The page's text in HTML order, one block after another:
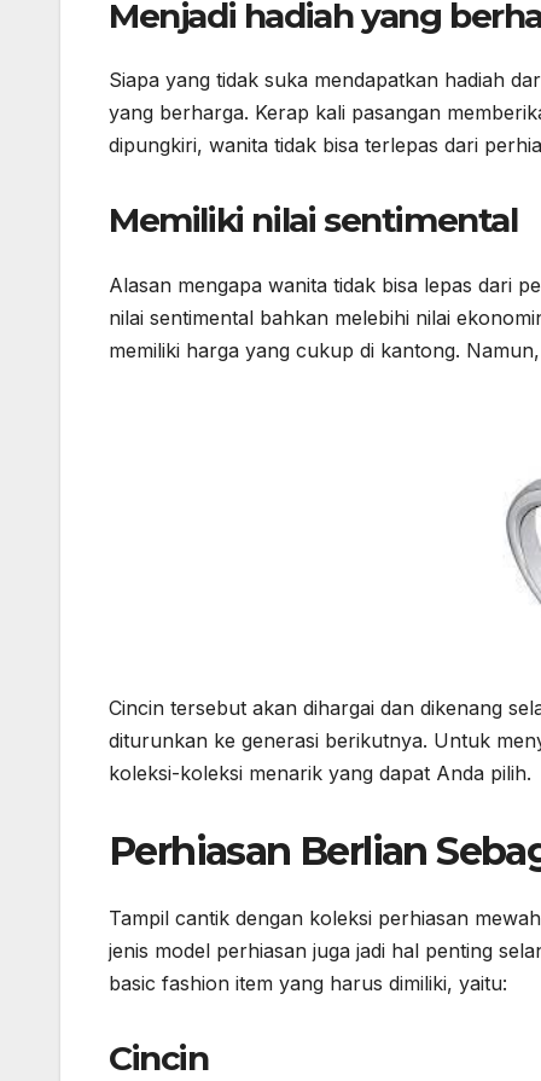
Menjadi hadiah yang
Siapa yang tidak suka mendapatkan hadiah
yang berharga. Kerap kali pasangan
dipungkiri, wanita tidak bisa terlepas dari
Memiliki nilai sentimental
Alasan mengapa wanita tidak bisa lepas dari
nilai sentimental bahkan melebihi nilai
memiliki harga yang cukup di kantong.
Cincin tersebut akan dihargai dan dikenang
diturunkan ke generasi berikutnya. Untuk
koleksi-koleksi menarik yang dapat Anda pilih.
Perhiasan Berlian
Tampil cantik dengan koleksi perhiasan
jenis model perhiasan juga jadi hal penting
basic fashion item yang harus dimiliki, yaitu:
Cincin